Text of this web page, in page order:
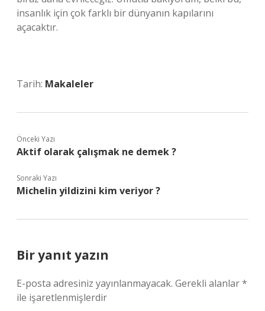
insanlık için çok farklı bir dünyanın kapılarını
açacaktır.
Tarih: Makaleler
Önceki Yazı
Aktif olarak çalışmak ne demek ?
Sonraki Yazı
Michelin yildizini kim veriyor ?
Bir yanıt yazın
E-posta adresiniz yayınlanmayacak. Gerekli alanlar*
ile işaretlenmişlerdir